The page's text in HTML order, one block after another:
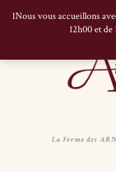
La Ferme des
1Nous vous accueillons
12h00 et de